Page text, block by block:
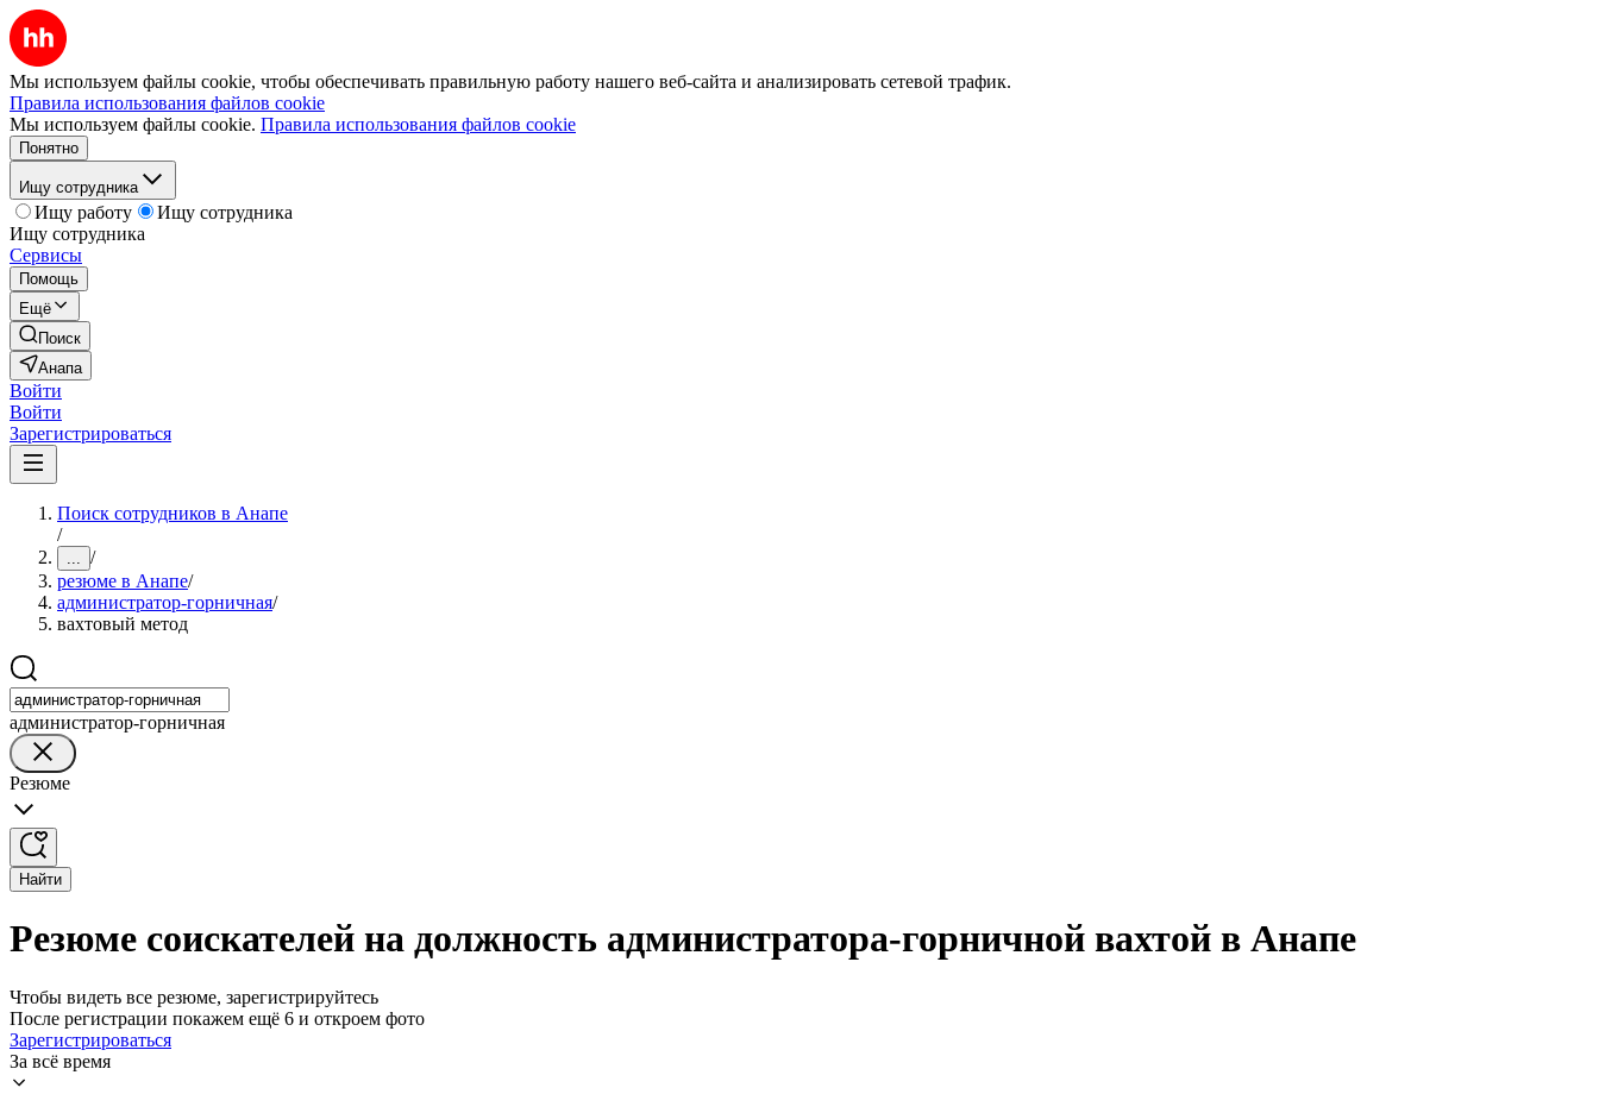
Мы используем файлы cookie, чтобы обеспечивать правильную работу нашего веб-сайта и анализировать сетевой трафик.
Правила использования файлов cookie
Мы используем файлы cookie. Правила использования файлов cookie
Понятно
Ищу сотрудника
Ищу работу
Ищу сотрудника
Ищу сотрудника
Сервисы
Помощь
Ещё
Поиск
Анапа
Войти
Войти
Зарегистрироваться
Поиск сотрудников в Анапе
/
... /
резюме в Анапе/
администратор-горничная/
вахтовый метод
администратор-горничная
Резюме
Найти
Резюме соискателей на должность администратора-горничной вахтой в Анапе
Чтобы видеть все резюме, зарегистрируйтесь
После регистрации покажем ещё 6 и откроем фото
Зарегистрироваться
За всё время